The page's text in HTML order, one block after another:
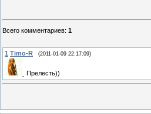
Всего комментариев: 1
1 Timo-R (2011-01-09 22:17:09)
Прелесть))